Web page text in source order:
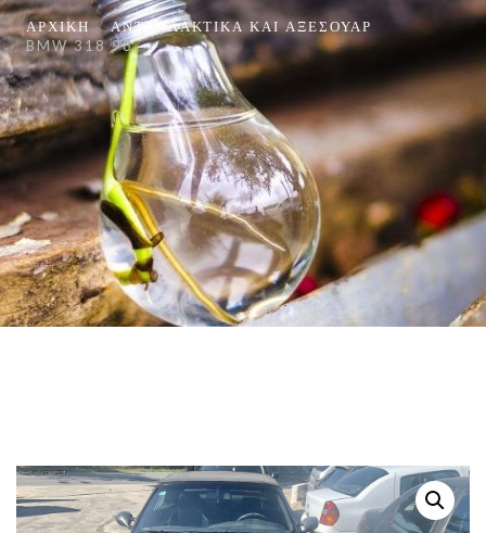
ΑΡΧΙΚΉ
ΑΝΤΑΛΛΑΚΤΙΚΆ ΚΑΙ ΑΞΕΣΟΥΆΡ
BMW 318 98